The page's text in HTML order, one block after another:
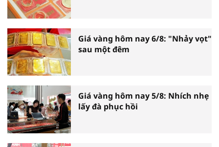
Giá vàng hôm nay 6/8: "Nhảy vọt"
sau một đêm
Giá vàng hôm nay 5/8: Nhích nhẹ
lấy đà phục hồi